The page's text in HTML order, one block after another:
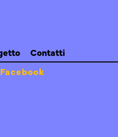
Contatti
Facebook